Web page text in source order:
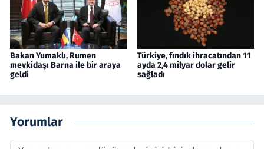
Bakan Yumaklı, Rumen
mevkidaşı Barna ile bir araya
geldi
Türkiye, fındık ihracatından 11
ayda 2,4 milyar dolar gelir
sağladı
Yorumlar